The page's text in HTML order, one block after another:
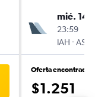
mié. 14/
23:59
IAH -ASU
Oferta encontrada
$1.251